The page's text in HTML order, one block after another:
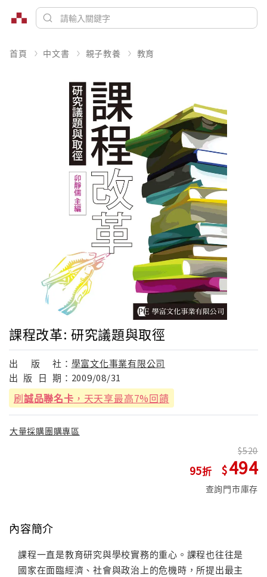
首頁 中文書 親子教養 教育
課程改革: 研究議題與取徑
出 版 社： 學富文化事業有限公司
出 版 日 期： 2009/08/31
刷誠品聯名卡 ，天天享最高7%回饋
大量採購團購專區
95
520
494
查詢門市庫存
內容簡介
課程一直是教育研究與學校實務的重心。課程也往往是
國家在面臨經濟、社會與政治上的危機時，所提出最主